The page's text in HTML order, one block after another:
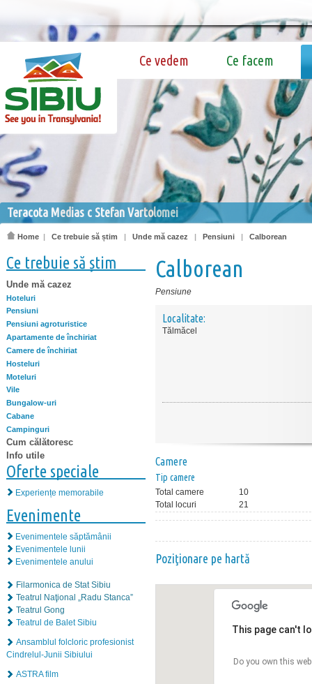
Ce vedem Ce facem
Teracota Medias c Stefan Vartolomei
Home | Ce trebuie să știm | Unde mă cazez | Pensiuni | Calborean
Ce trebuie să știm
Unde mă cazez
Hoteluri
Pensiuni
Pensiuni agroturistice
Apartamente de închiriat
Camere de închiriat
Hosteluri
Moteluri
Vile
Bungalow-uri
Cabane
Campinguri
Cum călătoresc
Info utile
Oferte speciale
Experiențe memorabile
Evenimente
Evenimentele săptămânii
Evenimentele lunii
Evenimentele anului
Filarmonica de Stat Sibiu
Teatrul Naţional „Radu Stanca”
Teatrul Gong
Teatrul de Balet Sibiu
Ansamblul folcloric profesionist
Cindrelul-Junii Sibiului
ASTRA film
Calborean
Pensiune
Localitate:
Tălmăcel
Camere
Tip camere
Total camere
10
Total locuri
21
Poziţionare pe hartă
This page can't
Do you own this